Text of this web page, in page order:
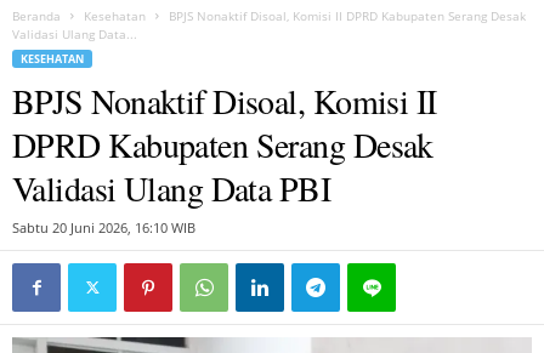
Beranda Kesehatan
BPJS Nonaktif Disoal, Komisi II DPRD Kabupaten Serang Desak
Validasi Ulang Data...
KESEHATAN
BPJS Nonaktif Disoal, Komisi II
DPRD Kabupaten Serang Desak
Validasi Ulang Data PBI
Sabtu 20 Juni 2026, 16:10 WIB